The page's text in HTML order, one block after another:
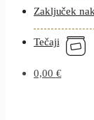
Zaključek
Tečaji
0,00 €